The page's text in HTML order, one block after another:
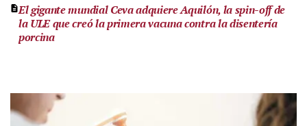
El gigante mundial Ceva adquiere Aquilón, la spin-off de
la ULE que creó la primera vacuna contra la disentería
porcina